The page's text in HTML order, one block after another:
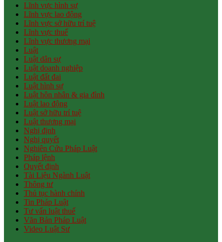
Lĩnh vực hình sự
Lĩnh vực lao động
Lĩnh vực sở hữu trí tuệ
Lĩnh vực thuế
Lĩnh vực thương mại
Luật
Luật dân sự
Luật doanh nghiệp
Luật đất đai
Luật hình sự
Luật hôn nhân & gia đình
Luật lao động
Luật sở hữu trí tuệ
Luật thương mại
Nghị định
Nghị quyết
Nghiên Cứu Pháp Luật
Pháp lệnh
Quyết định
Tài Liệu Ngành Luật
Thông tư
Thủ tục hành chính
Tin Pháp Luật
Tư vấn luật thuế
Văn Bản Pháp Luật
Video Luật Sư